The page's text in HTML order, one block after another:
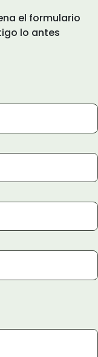
el formulario
lo antes